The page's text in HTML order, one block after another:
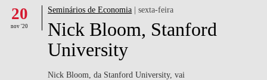
DOCENTES E INVESTIGAÇÃO
COMUNIDADE
20
nov '20
Seminários de Economia | sexta-feira
Nick Bloom, Stanford
University
Nick Bloom, da Stanford University, vai